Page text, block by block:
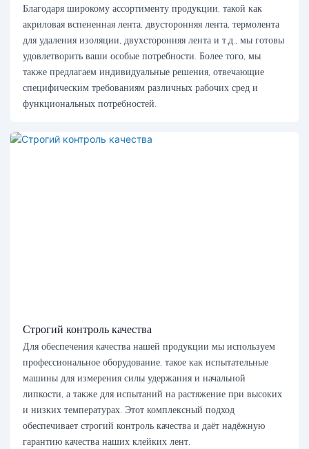
Благодаря широкому ассортименту продукции, такой как
акриловая вспененная лента, двусторонняя лента, термолента
для удаления изоляции, двухсторонняя лента и т.д., мы готовы
удовлетворить ваши особые потребности. Более того, мы
также предлагаем индивидуальные решения, отвечающие
специфическим требованиям различных рабочих сред и
функциональных потребностей.
Строгий контроль качества
Для обеспечения качества нашей продукции мы используем
профессиональное оборудование, такое как испытательные
машины для измерения силы удержания и начальной
липкости, а также для испытаний на растяжение при высоких
и низких температурах. Этот комплексный подход
обеспечивает строгий контроль качества и даёт надёжную
гарантию качества наших клейких лент.